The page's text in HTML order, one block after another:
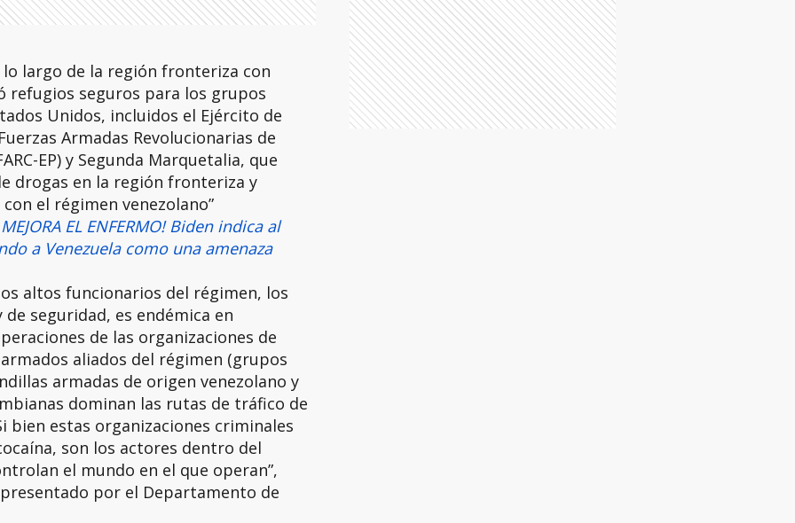
lo largo de la región fronteriza con
seguros para los grupos
Unidos, incluidos el Ejército de
Armadas Revolucionarias de
EP) y Segunda Marquetalia, que
drogas en la región fronteriza y
el régimen venezolano”
EL ENFERMO! Biden indica al
a Venezuela como una amenaza
altos funcionarios del régimen, los
seguridad, es endémica en
de las organizaciones de
aliados del régimen (grupos
armadas de origen venezolano y
dominan las rutas de tráfico de
bien estas organizaciones criminales
son los actores dentro del
el mundo en el que operan”,
por el Departamento de